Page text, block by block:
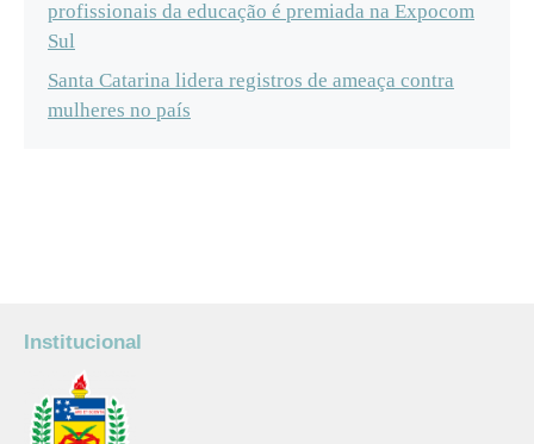
profissionais da educação é premiada na Expocom
Sul
Santa Catarina lidera registros de ameaça contra
mulheres no país
Institucional